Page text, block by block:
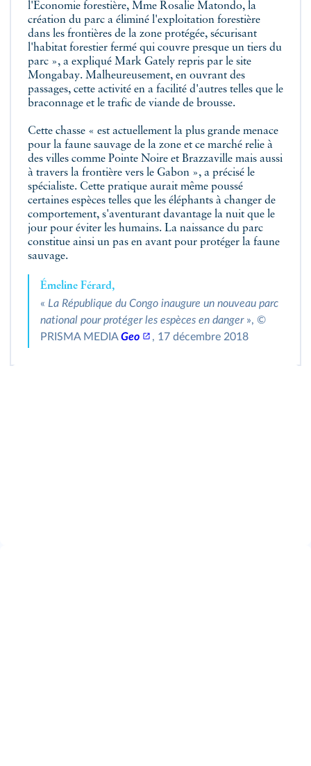
l'Économie forestière, Mme Rosalie Matondo, la
création du parc a éliminé l'exploitation forestière
dans les frontières de la zone protégée, sécurisant
l'habitat forestier fermé qui couvre presque un tiers du
parc », a expliqué Mark Gately repris par le site
Mongabay. Malheureusement, en ouvrant des
passages, cette activité en a facilité d'autres telles que le
braconnage et le trafic de viande de brousse.
Cette chasse « est actuellement la plus grande menace
pour la faune sauvage de la zone et ce marché relie à
des villes comme Pointe Noire et Brazzaville mais aussi
à travers la frontière vers le Gabon », a précisé le
spécialiste. Cette pratique aurait même poussé
certaines espèces telles que les éléphants à changer de
comportement, s'aventurant davantage la nuit que le
jour pour éviter les humains. La naissance du parc
constitue ainsi un pas en avant pour protéger la faune
sauvage.
Émeline Férard,
« La République du Congo inaugure un nouveau parc
national pour protéger les espèces en danger », ©
PRISMA MEDIAGeo , 17 décembre 2018